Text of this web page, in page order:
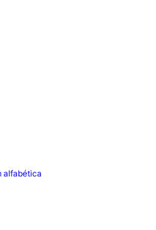
alfabética